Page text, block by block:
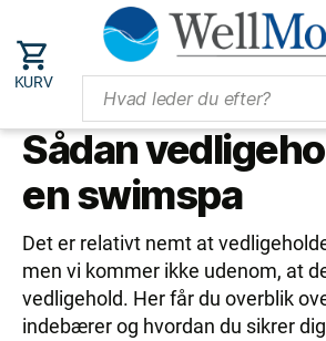
KURV
Sådan
en swimspa
Det er relativt nemt at
men vi kommer ikke udenom, at
vedligehold. Her får du overblik
indebærer og hvordan du sikrer